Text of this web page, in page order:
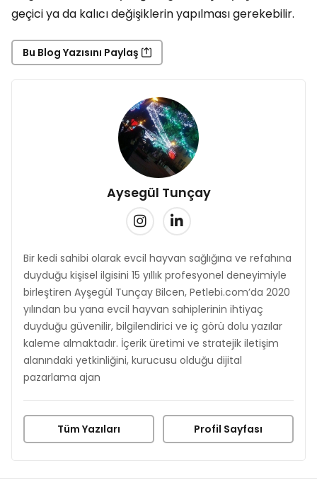
geçici ya da kalıcı değişiklerin yapılması gerekebilir.
Bu Blog Yazısını Paylaş
Aysegül Tunçay
Bir kedi sahibi olarak evcil hayvan sağlığına ve refahına
duyduğu kişisel ilgisini 15 yıllık profesyonel deneyimiyle
birleştiren Ayşegül Tunçay Bilcen, Petlebi.com’da 2020
yılından bu yana evcil hayvan sahiplerinin ihtiyaç
duyduğu güvenilir, bilgilendirici ve iç görü dolu yazılar
kaleme almaktadır. İçerik üretimi ve stratejik iletişim
alanındaki yetkinliğini, kurucusu olduğu dijital
pazarlama ajan
Tüm Yazıları Profil Sayfası